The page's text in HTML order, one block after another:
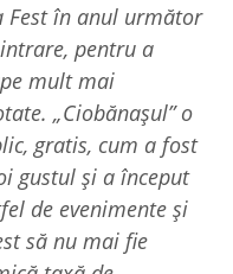
Fest în anul următor
pentru a
mult mai
„Ciobănașul” o
gratis, cum a fost
gustul și a început
de evenimente și
să nu mai fie